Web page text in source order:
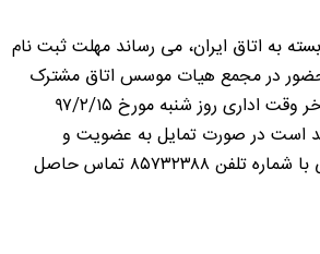
به اتاق ایران، می رساند مهلت ثبت نام
در مجمع هیات موسس اتاق مشترک
ایران و تاجیکستان تا آخر وقت اداری روز شنبه مورخ ۹۷/۲/۱۵
است در صورت تمایل به عضویت و
دریافت اطلاعات تکمیلی با شماره تلفن ۸۵۷۳۲۳۸۸ تماس حاصل